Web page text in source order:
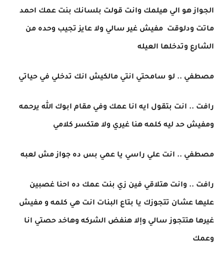
الجواز هو الي هيلمك وانت قولت بلسانك بنت عمك احمد
ماتت ودلوقت مفيش غير سالي ولا عايز تجيب وحده من
الشارع وتدخلها العيله
مصطفي .. لو سامحتي انتي مالكيش انك تدخلي في حياتي
رافت .. انت بتقول ايه انا عمك وفي مقام ابوك الله يرحمه
ومفيش حد ليه كلمه هنا غيري ولا هتكسر كلامي
مصطفي .. انت علي راسي يا عمي بس ده جواز مش لعبه
رافت .. وانت هتلاقي فين زي بنت عمك ده احنا غصبين
عليها عشان تتجوزك يا بتاع البنات انت هي كلمه و مفيش
غيرها هتتجوز سالي وإلا هنفض الشركه وهاخد حصتي انا
وعمك